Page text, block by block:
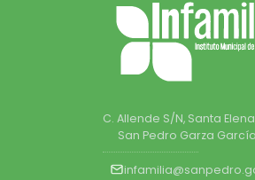
C. Allende S/N, Santa
San Pedro Garza